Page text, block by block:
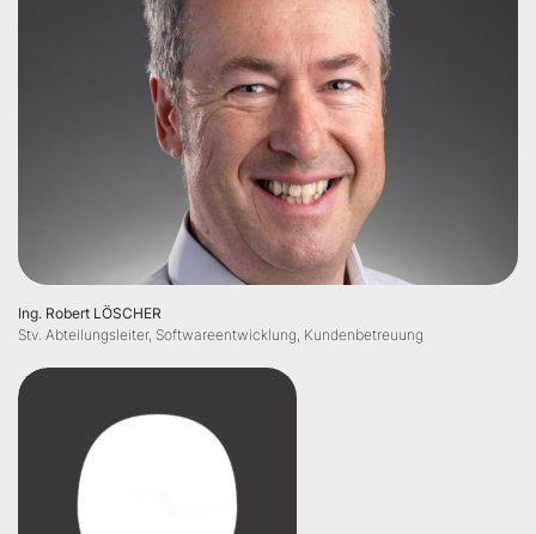
Ing. Robert LÖSCHER
Stv. Abteilungsleiter, Softwareentwicklung, Kundenbetreuung